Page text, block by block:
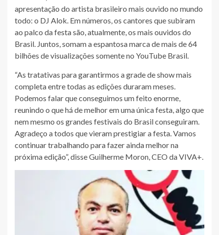
apresentação do artista brasileiro mais ouvido no mundo
todo: o DJ Alok. Em números, os cantores que subiram
ao palco da festa são, atualmente, os mais ouvidos do
Brasil. Juntos, somam a espantosa marca de mais de 64
bilhões de visualizações somente no YouTube Brasil.
“As tratativas para garantirmos a grade de show mais
completa entre todas as edições duraram meses.
Podemos falar que conseguimos um feito enorme,
reunindo o que há de melhor em uma única festa, algo que
nem mesmo os grandes festivais do Brasil conseguiram.
Agradeço a todos que vieram prestigiar a festa. Vamos
continuar trabalhando para fazer ainda melhor na
próxima edição”, disse Guilherme Moron, CEO da VIVA+.